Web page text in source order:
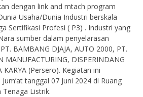
dengan link and mtach program
Usaha/Dunia Industri berskala
Sertifikasi Profesi ( P3) . Industri yang
sumber dalam penyelarasan
BAMBANG DJAJA, AUTO 2000, PT.
MANUFACTURING, DISPERINDANG
KARYA (Persero). Kegiatan ini
tanggal 07 Juni 2024 di Ruang
Listrik.